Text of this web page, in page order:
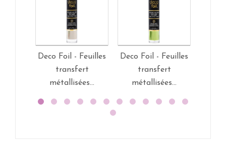
Deco Foil - Feuilles
transfert
métallisées...
Deco Foil - Feuilles
transfert
métallisées...